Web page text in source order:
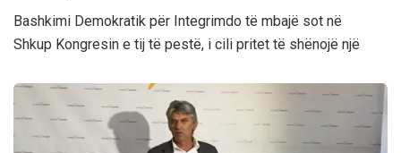
Bashkimi Demokratik për Integrimdo të mbajë sot në
Shkup Kongresin e tij të pestë, i cili pritet të shënojë një